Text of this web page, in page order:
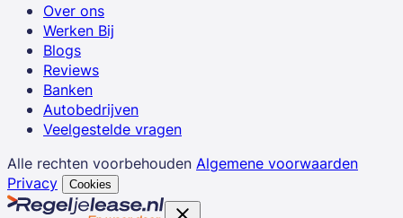
Over ons
Werken Bij
Blogs
Reviews
Banken
Autobedrijven
Veelgestelde vragen
Alle rechten voorbehouden Algemene voorwaarden
Privacy
Cookies